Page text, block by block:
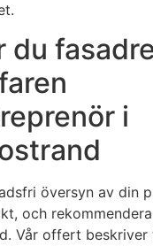
du
i
översyn av din
och
Vår offert